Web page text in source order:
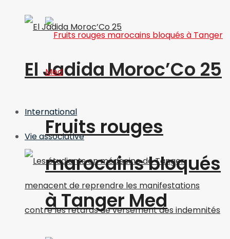
El Jadida Moroc’Co 25
International
Vie associative
Fruits rouges
marocains bloqués
à Tanger Med